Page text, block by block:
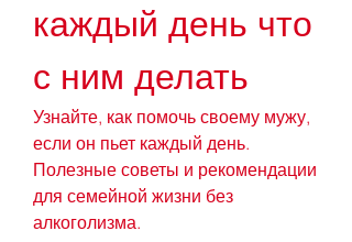
каждый день что
с ним делать
Узнайте, как помочь своему мужу,
если он пьет каждый день.
Полезные советы и рекомендации
для семейной жизни без
алкоголизма.